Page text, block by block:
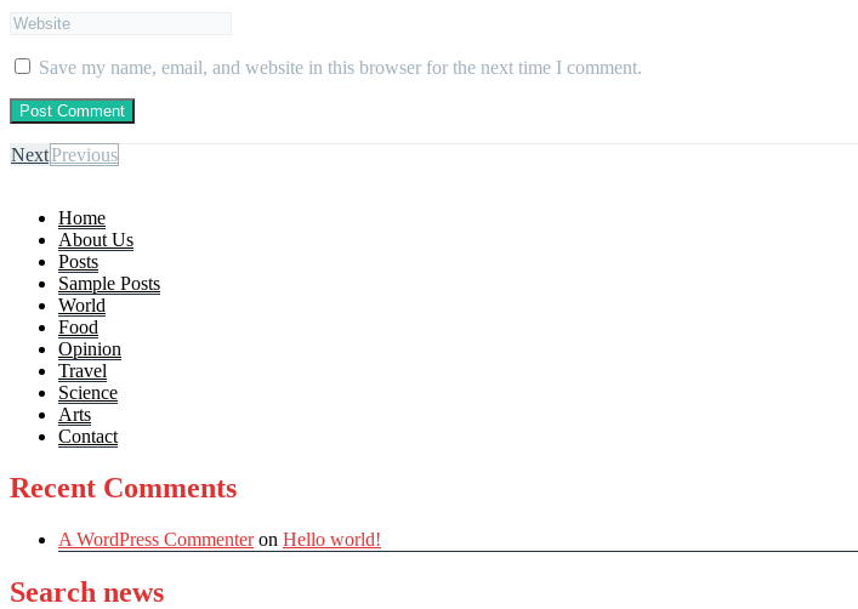
Save my name, email, and website in this browser for the next time I comment.
NextPrevious
Home
About Us
Posts
Sample Posts
World
Food
Opinion
Travel
Science
Arts
Contact
Recent Comments
A WordPress Commenteron Hello world!
Search news